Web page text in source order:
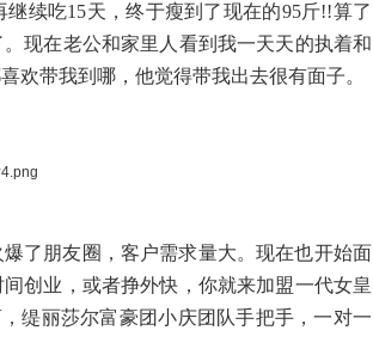
续吃15天，终于瘦到了现在的95斤!!算了
现在老公和家里人看到我一天天的执着和
欢带我到哪，他觉得带我出去很有面子。
了朋友圈，客户需求量大。现在也开始面
创业，或者挣外快，你就来加盟一代女皇
缇丽莎尔富豪团小庆团队手把手，一对一